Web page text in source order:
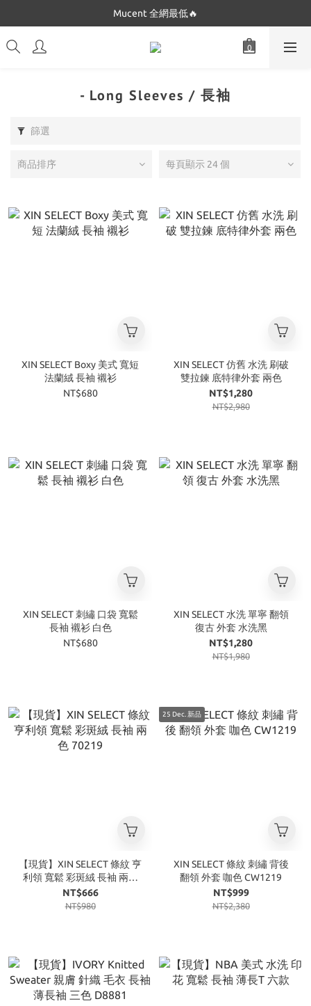
Dickies 最低$280起🔥
Mucent 全網最低🔥
Dickies 最低$280起🔥
- Long Sleeves / 長袖
篩選
商品排序 每頁顯示 24 個
XIN SELECT Boxy 美式 寬短
法蘭絨 長袖 襯衫
NT$680
XIN SELECT 仿舊 水洗 刷破
雙拉鍊 底特律外套 兩色
NT$1,280
NT$2,980
XIN SELECT 刺繡 口袋 寬鬆
長袖 襯衫 白色
NT$680
XIN SELECT 水洗 單寧 翻領
復古 外套 水洗黑
NT$1,280
NT$1,980
【現貨】XIN SELECT 條紋 亨
利領 寬鬆 彩斑絨 長袖 兩色
70219
NT$666
NT$980
25 Dec. 新品
XIN SELECT 條紋 刺繡 背後
翻領 外套 咖色 CW1219
NT$999
NT$2,380